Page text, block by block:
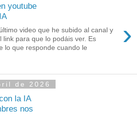
youtube
›
video que he subido al canal y
link para que lo podáis ver. Es
lo que responde cuando le
de 2026
la IA
nos